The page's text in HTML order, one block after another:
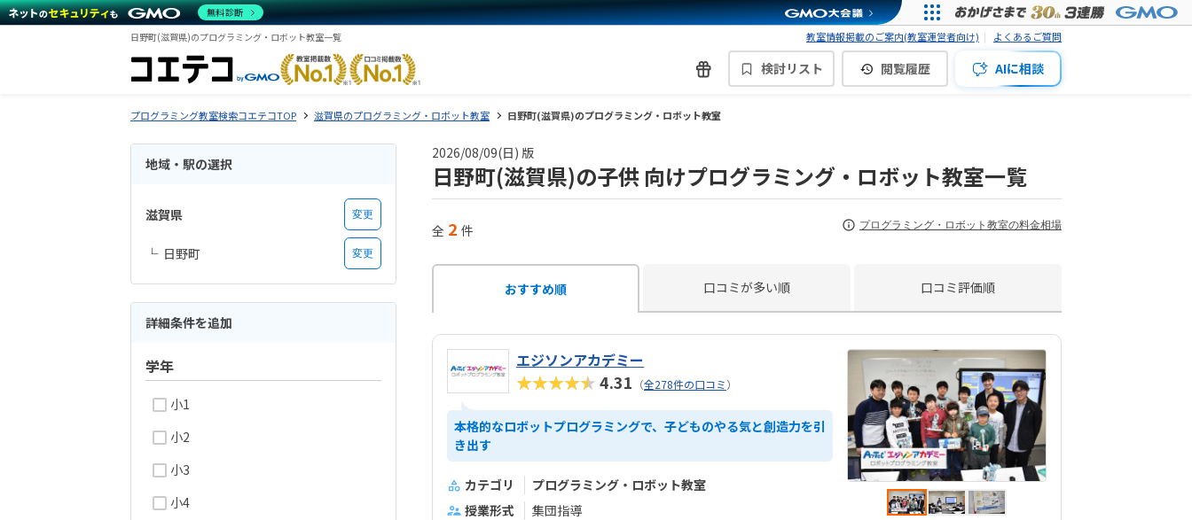
日野町(滋賀県)のプログラミング・ロボット教室一覧 教室情報掲載のご案内(教室運営者向け) よくあるご質問
検討リスト 閲覧履歴 AIに相談
プログラミング教室検索コエテコTOP 滋賀県のプログラミング・ロボット教室 日野町(滋賀県)のプログラミング・ロボット教室
地域・駅の選択
滋賀県 変更
日野町 変更
詳細条件を追加
学年
小1
小2
小3
小4
2026/08/09(日) 版
日野町(滋賀県)の子供 向けプログラミング・ロボット教室一覧
全 2 件 プログラミング・ロボット教室の料金相場
おすすめ順 口コミが多い順 口コミ評価順
エジソンアカデミー
★★★★★4.31 （全278件の口コミ）
本格的なロボットプログラミングで、子どものやる気と創造力を引
き出す
カテゴリ
プログラミング・ロボット教室
授業形式
集団指導
無料診断